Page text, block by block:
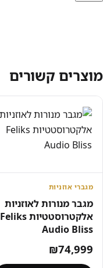
מוצרים קשורים
מגברי אוזניות
מגבר מנורות לאוזניות
אלקטרוסטטיות Feliks
Audio Bliss
₪74,999